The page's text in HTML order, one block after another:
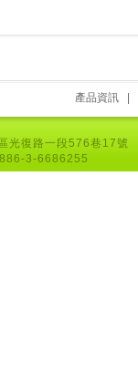
產品資訊
光復路一段576巷17號
3-6686255